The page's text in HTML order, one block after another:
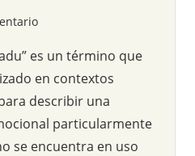
es un término que
en contextos
describir una
particularmente
se encuentra en uso